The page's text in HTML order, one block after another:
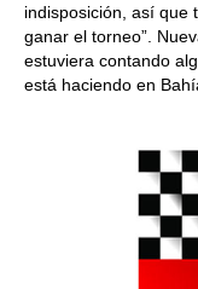
indisposición, así que
ganar el torneo”.
estuviera contando
está haciendo en